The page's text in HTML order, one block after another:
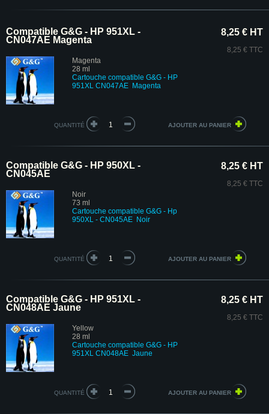
Compatible G&G - HP 951XL -
CN047AE Magenta
Magenta
28 ml
Cartouche compatible G&G - HP
951XL CN047AE Magenta
8,25 € HT
8,25 € TTC
QUANTITÉ
Compatible G&G - HP 950XL -
CN045AE
Noir
73 ml
Cartouche compatible G&G - Hp
950XL - CN045AE Noir
8,25 € HT
8,25 € TTC
QUANTITÉ
Compatible G&G - HP 951XL -
CN048AE Jaune
Yellow
28 ml
Cartouche compatible G&G - HP
951XL CN048AE Jaune
8,25 € HT
8,25 € TTC
QUANTITÉ